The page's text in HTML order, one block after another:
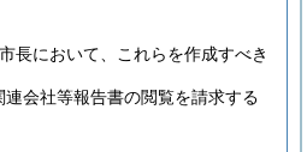
長において、これらを作成すべき
会社等報告書の閲覧を請求する